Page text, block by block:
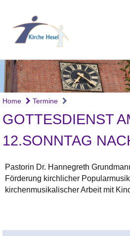
Home Termine
GOTTESDIENST
12.SONNTAG
Pastorin Dr. Hannegreth
Förderung kirchlicher
kirchenmusikalischer Arbeit mit